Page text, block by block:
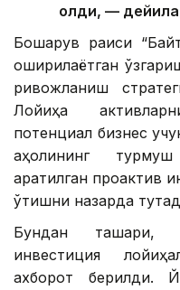
олди, —
Бошқарув раиси
оширилаётган
ривожланиш
Лойиҳа
потенциал бизнес
аҳолининг
қаратилган проактив
ўтишни назарда
Бундан ташқари,
инвестиция
ахборот берилди.